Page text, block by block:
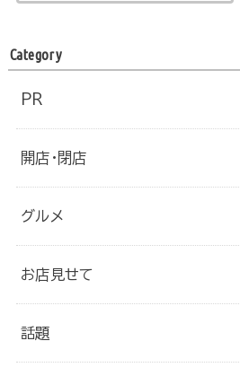
Category
PR
開店・閉店
グルメ
お店見せて
話題